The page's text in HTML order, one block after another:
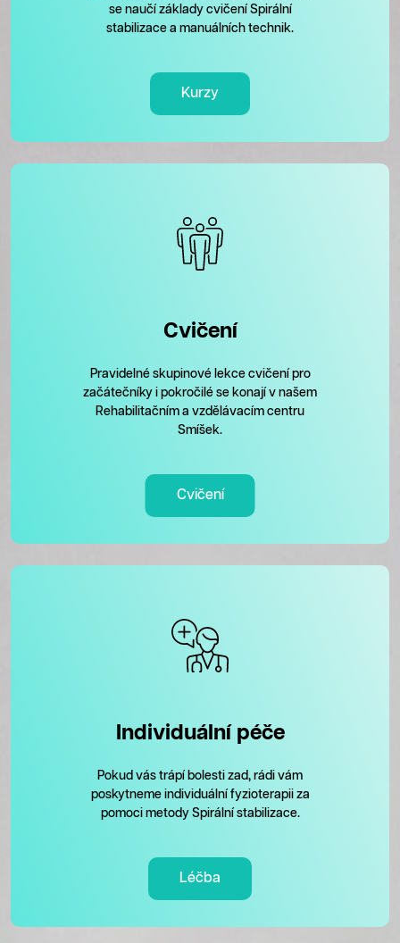
se naučí základy cvičení Spirální
stabilizace a manuálních technik.
Kurzy
Cvičení
Pravidelné skupinové lekce cvičení pro
začátečníky i pokročilé se konají v našem
Rehabilitačním a vzdělávacím centru
Smíšek.
Cvičení
Individuální péče
Pokud vás trápí bolesti zad, rádi vám
poskytneme individuální fyzioterapii za
pomoci metody Spirální stabilizace.
Léčba